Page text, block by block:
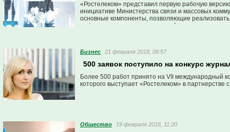
«Ростелеком» представил первую рабочую
инициативе Министерства связи и массовых
основные компоненты, позволяющие
информационными системами банков.
Бизнес 21 февраля 2018, 09:57
500 заявок поступило на конкурс
Более 500 работ принято на VII международный
которого выступает «Ростелеком» в партнерстве
Общество 19 февраля 2018, 11:20